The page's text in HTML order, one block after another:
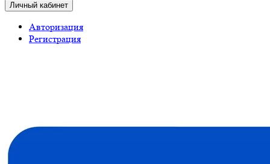
Личный кабинет
Авторизация
Регистрация